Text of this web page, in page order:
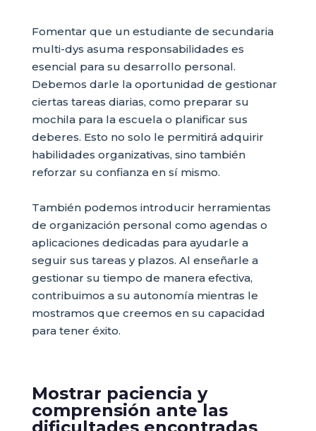
Fomentar que un estudiante de secundaria
multi-dys asuma responsabilidades es
esencial para su desarrollo personal.
Debemos darle la oportunidad de gestionar
ciertas tareas diarias, como preparar su
mochila para la escuela o planificar sus
deberes. Esto no solo le permitirá adquirir
habilidades organizativas, sino también
reforzar su confianza en sí mismo.
También podemos introducir herramientas
de organización personal como agendas o
aplicaciones dedicadas para ayudarle a
seguir sus tareas y plazos. Al enseñarle a
gestionar su tiempo de manera efectiva,
contribuimos a su autonomía mientras le
mostramos que creemos en su capacidad
para tener éxito.
Mostrar paciencia y
comprensión ante las